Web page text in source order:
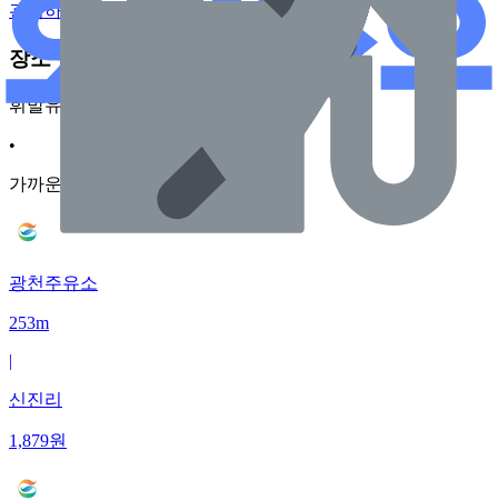
관리하기
장소 근처 주유소
휘발유
•
가까운순
광천주유소
253m
|
신진리
1,879원